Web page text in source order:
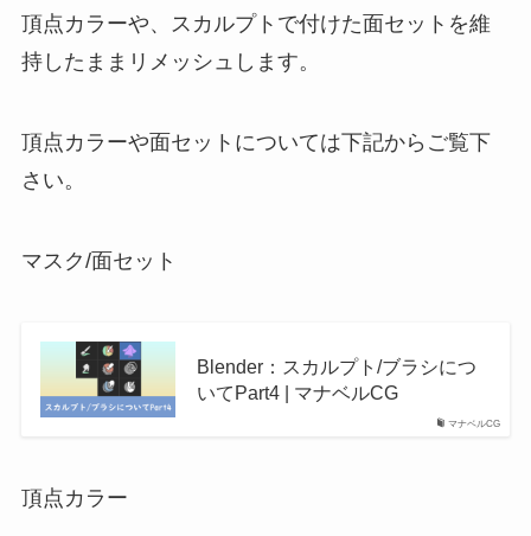
頂点カラーや、スカルプトで付けた面セットを維
持したままリメッシュします。
頂点カラーや面セットについては下記からご覧下
さい。
マスク/面セット
マナベルCG
Blender：スカルプト/ブラシにつ
いてPart4 | マナベルCG
頂点カラー